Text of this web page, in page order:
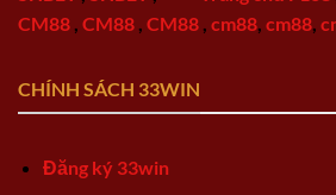
CM88 CM88 CM88 cm88 cm88
CHÍNH SÁCH 33WIN
Đăng ký 33win